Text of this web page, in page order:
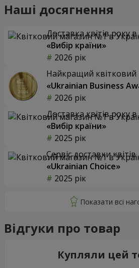
Наші досягнення
Доставка квітів року в
«Вибір країни»
2026 рік
Найкращий квітковий
«Ukrainian Business
2026 рік
Доставка квітів року в
«Вибір країни»
2025 рік
Сервіс доставки квітів
«Ukrainian Choice»
2025 рік
Відгуки про товар
Купляли цей